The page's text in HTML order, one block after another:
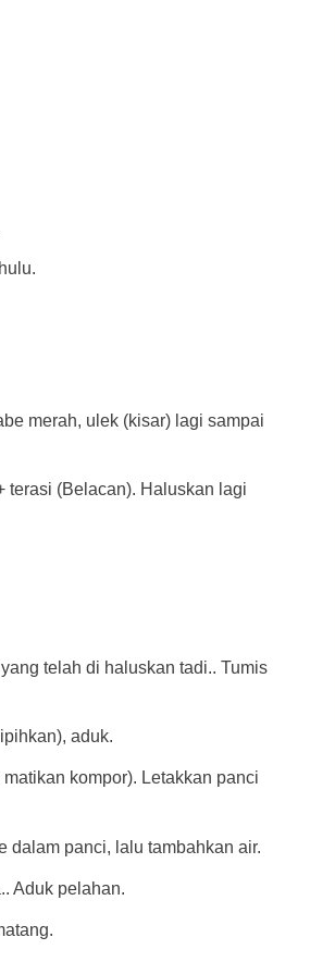
merah, ulek (kisar) lagi sampai
terasi (Belacan). Haluskan lagi
telah di haluskan tadi.. Tumis
aduk.
kompor). Letakkan panci
dalam panci, lalu tambahkan air.
Aduk pelahan.